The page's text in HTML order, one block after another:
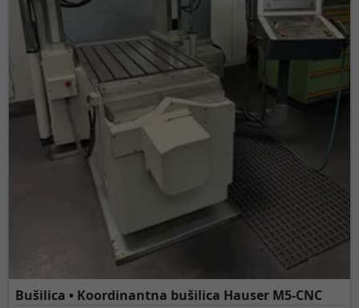
Bušilica • Koordinantna bušilica Hauser M5-CNC